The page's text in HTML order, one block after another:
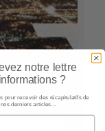
notre lettre
?
pour recevoir des récapitulatifs de
nos derniers articles...